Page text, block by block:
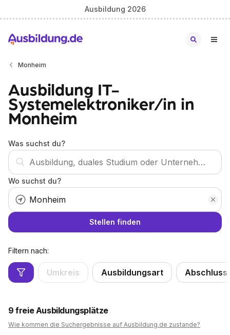
Ausbildung 2026
Monheim
Ausbildung IT-
Systemelektroniker/in in
Monheim
Was suchst du?
Wo suchst du?
Stellen finden
Filtern nach:
Umkreis Ausbildungsart Abschluss
9 freie Ausbildungsplätze
Wie kommen die Suchergebnisse auf Ausbildung.de zustande?